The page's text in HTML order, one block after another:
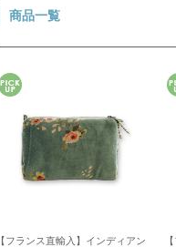
商品一覧
【フランス直輸入】インディアン